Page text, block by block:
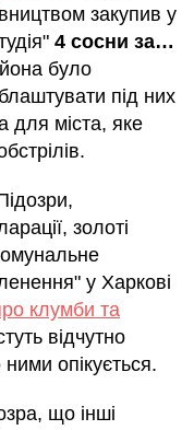
закупив у
4 сосни за…
було
під них
для міста, яке
золоті
у Харкові
клумби та
відчутно
ними опікується.
що інші